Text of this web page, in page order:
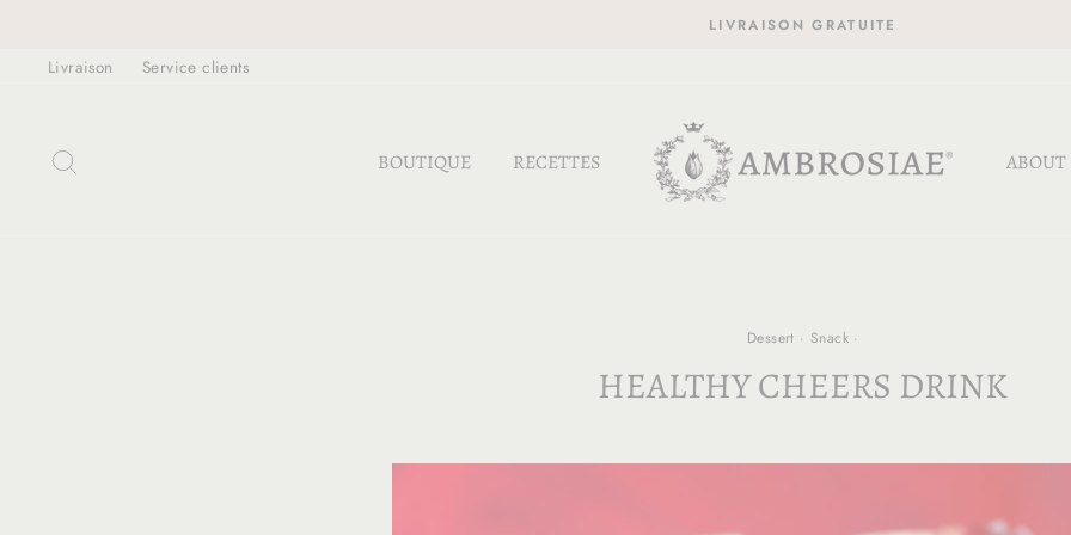
contenu
LIVRAISON GRATUITE
Livraison Service clients
BOUTIQUE RECETTES ABOUT
Dessert · Snack ·
HEALTHY CHEERS DRINK